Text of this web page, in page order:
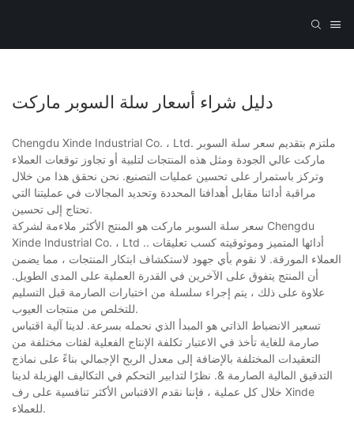
دليل شراء أسعار سلة السوبر ماركت
Chengdu Xinde Industrial Co. ، Ltd. ملتزم بتقديم سعر سلة السوبر
ماركت عالي الجودة ومثل هذه المنتجات لتلبية أو تجاوز توقعات العملاء
وتركز باستمرار على تحسين عمليات التصنيع. نحن نحقق هذا من خلال
مراقبة أدائنا مقابل أهدافنا المحددة وتحديد المجالات في عمليتنا التي
تحتاج إلى تحسين.
سعر سلة السوبر ماركت هو المنتج الأكثر ملاءمة لشركة Chengdu
Xinde Industrial Co. ، Ltd .. أدائها المتميز وموثوقيته كسب تعليقات
العملاء المورقة. لا نقوم بأي جهود لاستكشاف ابتكار المنتجات ، مما يضمن
أن المنتج يتفوق على الآخرين في القدرة العملية على المدى الطويل.
علاوة على ذلك ، يتم إجراء سلسلة من اختبارات الصارمة قبل التسليم
للتخلص من منتجات العيوب.
تسعير الانضباط الذاتي هو المبدأ الذي نحمله بسرعة. لدينا آلية اقتباس
صارمة للغاية تأخذ في الاعتبار تكلفة الإنتاج الفعلية لفئات مختلفة من
التعقيدات المختلفة بالإضافة إلى معدل الربح الإجمالي بناءً على نماذج
التدقيق المالية الصارمة &. نظرًا لتدابير التحكم في التكاليف الهزيلة لدينا
خلال كل عملية ، فإننا نقدم الاقتباس الأكثر تنافسية على رف Xinde
للعملاء.